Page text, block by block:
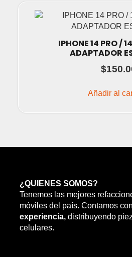
IPHONE 14 PRO /
ADAPTADOR
$
Añadir al
¿QUIENES SOMOS?
Tenemos las mejores
móviles del país. Contamos
experiencia, distribuyendo
celulares.